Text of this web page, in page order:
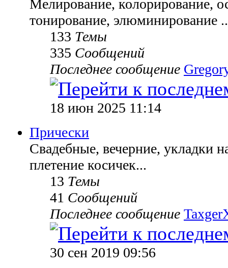
Мелирование, колорирование,
тонирование, элюминирование
133 Темы
335 Сообщений
Последнее сообщение
18 июн 2025 11:14
Прически
Свадебные, вечерние, укладки
плетение косичек...
13 Темы
41 Сообщений
Последнее сообщение
30 сен 2019 09:56